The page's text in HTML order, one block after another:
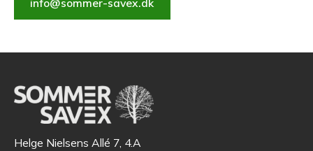
info@sommer-savex.dk
Helge Nielsens Allé 7, 4.A